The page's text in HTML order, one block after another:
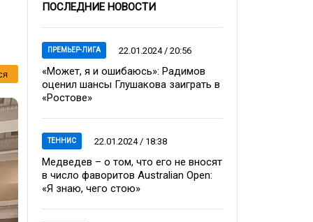
ПОСЛЕДНИЕ НОВОСТИ
ПРЕМЬЕР-ЛИГА 22.01.2024 / 20:56
«Может, я и ошибаюсь»: Радимов
оценил шансы Глушакова заиграть в
«Ростове»
ТЕННИС 22.01.2024 / 18:38
Медведев – о том, что его не вносят
в число фаворитов Australian Open:
«Я знаю, чего стою»